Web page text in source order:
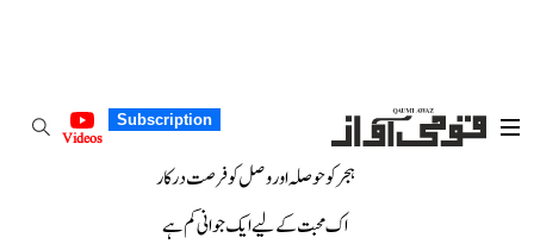
Subscription
Videos
ہجر کو حوصلہ اور وصل کو فرصت درکار
اک محبت کے لیے ایک جوانی کم ہے